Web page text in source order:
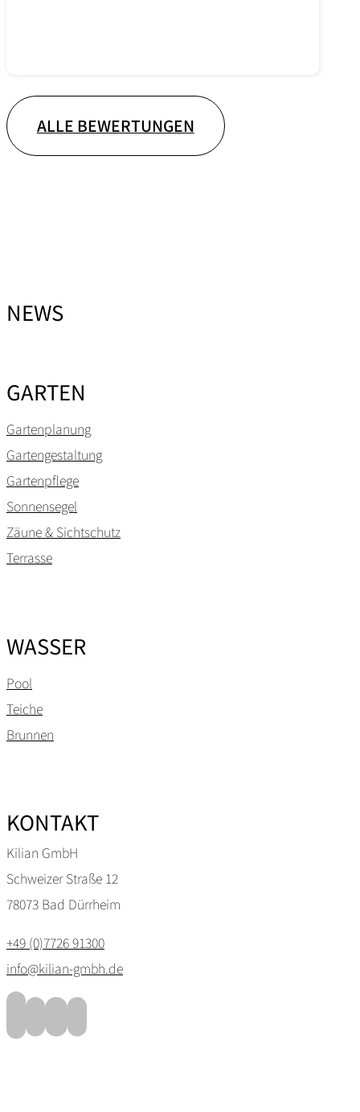
ALLE BEWERTUNGEN
NEWS
GARTEN
Gartenplanung
Gartengestaltung
Gartenpflege
Sonnensegel
Zäune & Sichtschutz
Terrasse
WASSER
Pool
Teiche
Brunnen
KONTAKT
Kilian GmbH
Schweizer Straße 12
78073 Bad Dürrheim
+49 (0)7726 91300
info@kilian-gmbh.de